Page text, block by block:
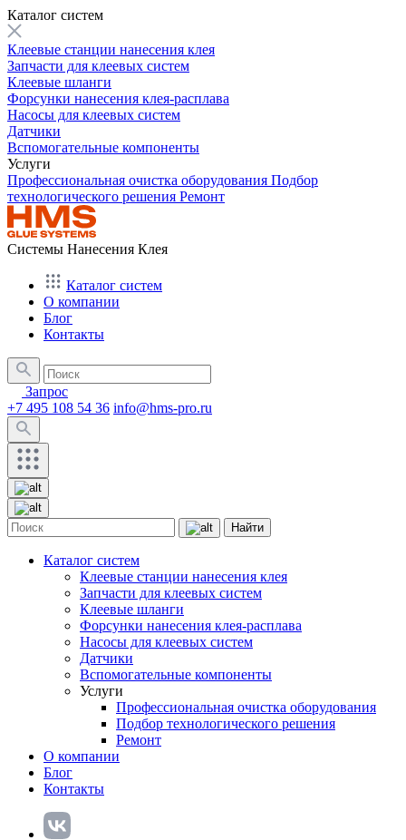
Каталог систем
Клеевые станции нанесения клея
Запчасти для клеевых систем
Клеевые шланги
Форсунки нанесения клея-расплава
Насосы для клеевых систем
Датчики
Вспомогательные компоненты
Услуги
Профессиональная очистка оборудования Подбор
технологического решения Ремонт
Системы Нанесения Клея
Каталог систем
О компании
Блог
Контакты
Запрос
+7 495 108 54 36 info@hms-pro.ru
Найти
Каталог систем
Клеевые станции нанесения клея
Запчасти для клеевых систем
Клеевые шланги
Форсунки нанесения клея-расплава
Насосы для клеевых систем
Датчики
Вспомогательные компоненты
Услуги
Профессиональная очистка оборудования
Подбор технологического решения
Ремонт
О компании
Блог
Контакты